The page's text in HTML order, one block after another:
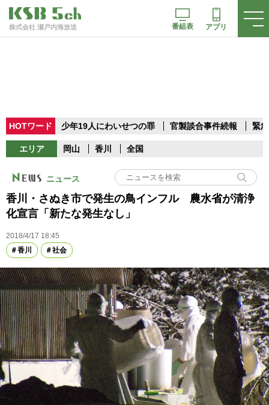
株式会社 瀬戸内海放送 番組表 アプリ
HOTワード 少年19人にわいせつの罪 官製談合事件続報 緊
エリア 岡山 香川 全国
ニュース
香川・さぬき市で発生の鳥インフル 農水省が清浄
化宣言「新たな発生なし」
2018/4/17 18:45
香川
社会